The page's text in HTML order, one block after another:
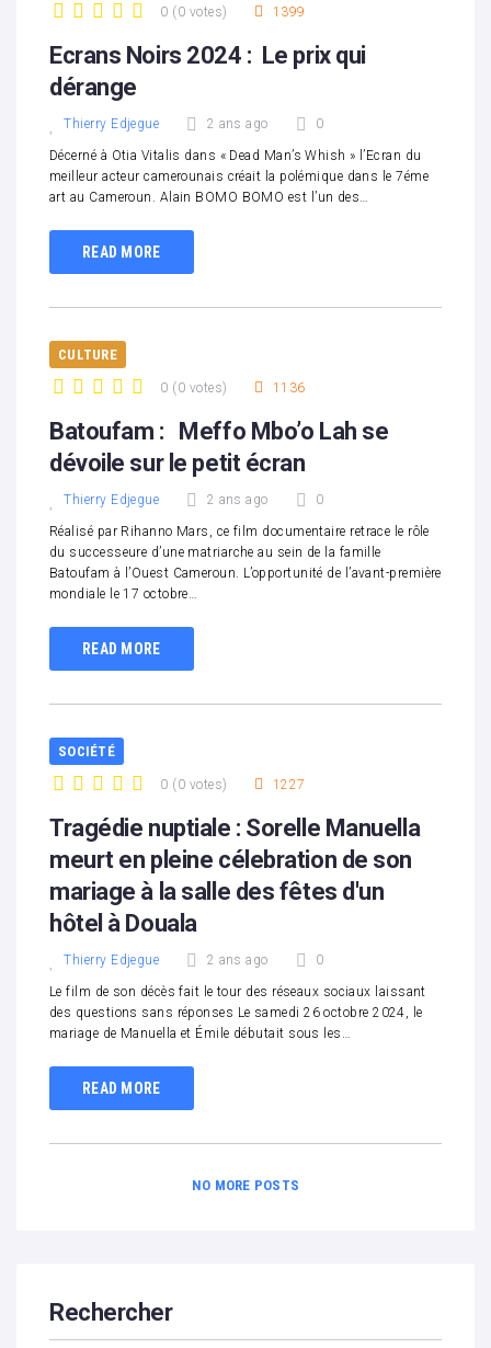
0 ( 0 votes) 1399
Ecrans Noirs 2024 : Le prix qui
dérange
Thierry Edjegue 2 ans ago 0
Décerné à Otia Vitalis dans « Dead Man’s Whish » l’Ecran du
meilleur acteur camerounais créait la polémique dans le 7éme
art au Cameroun. Alain BOMO BOMO est l’un des…
READ MORE
CULTURE
0 ( 0 votes) 1136
Batoufam : Meffo Mbo’o Lah se
dévoile sur le petit écran
Thierry Edjegue 2 ans ago 0
Réalisé par Rihanno Mars, ce film documentaire retrace le rôle
du successeure d’une matriarche au sein de la famille
Batoufam à l’Ouest Cameroun. L’opportunité de l’avant-première
mondiale le 17 octobre…
READ MORE
SOCIÉTÉ
0 ( 0 votes) 1227
Tragédie nuptiale : Sorelle Manuella
meurt en pleine célebration de son
mariage à la salle des fêtes d'un
hôtel à Douala
Thierry Edjegue 2 ans ago 0
Le film de son décès fait le tour des réseaux sociaux laissant
des questions sans réponses Le samedi 26 octobre 2024, le
mariage de Manuella et Émile débutait sous les…
READ MORE
NO MORE POSTS
Rechercher